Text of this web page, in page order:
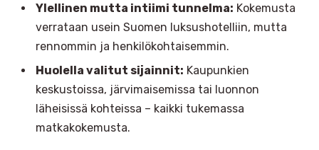
Ylellinen mutta intiimi tunnelma: Kokemusta
verrataan usein Suomen luksushotelliin, mutta
rennommin ja henkilökohtaisemmin.
Huolella valitut sijainnit: Kaupunkien
keskustoissa, järvimaisemissa tai luonnon
läheisissä kohteissa – kaikki tukemassa
matkakokemusta.